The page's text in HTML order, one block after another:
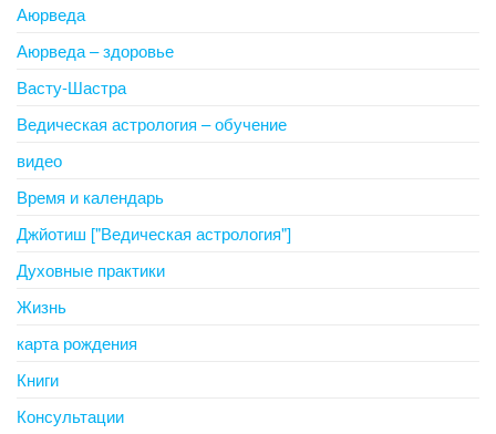
Аюрведа
Аюрведа – здоровье
Васту-Шастра
Ведическая астрология – обучение
видео
Время и календарь
Джйотиш ["Ведическая астрология"]
Духовные практики
Жизнь
карта рождения
Книги
Консультации